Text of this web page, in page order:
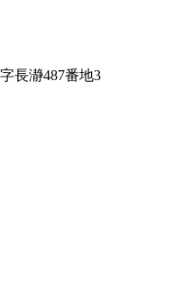
長瀞487番地3